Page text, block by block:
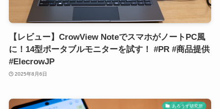
【レビュー】CrowView NoteでスマホがノートPC風
に！14型ポータブルモニターを試す！ #PR #商品提供
#ElecrowJP
2025年8月6日
あろうず研究所